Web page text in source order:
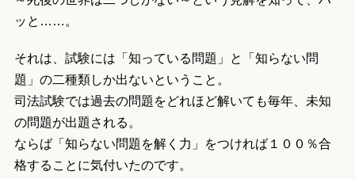
ッと……。
それは、試験には「知っている問題」と「知らない問
題」の二種類しか出ないということ。
司法試験では過去の問題をどれほど解いても毎年、未知
の問題が出題される。
ならば「知らない問題を解く力」をつければ１００％合
格することに気付いたのです。